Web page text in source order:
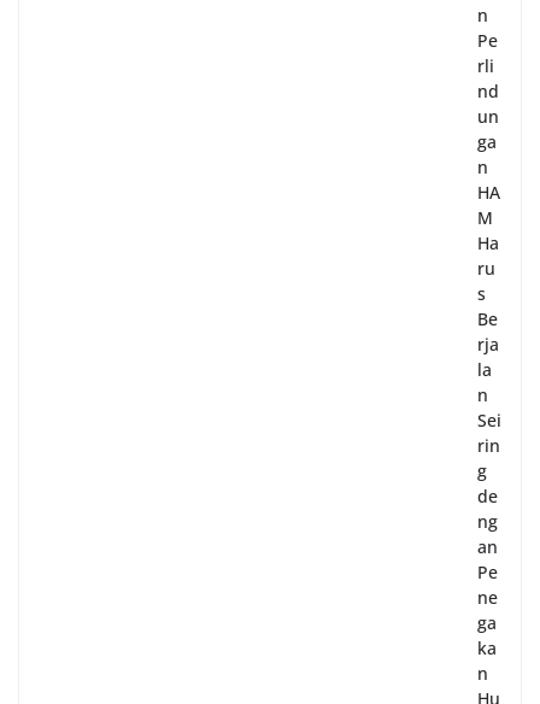
n
Pe
rli
nd
un
ga
n
HA
M
Ha
ru
s
Be
rja
la
n
Sei
rin
g
de
ng
an
Pe
ne
ga
ka
n
Hu